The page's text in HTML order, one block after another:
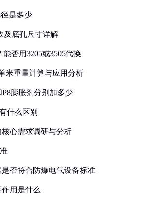
是多少
及底孔尺寸详解
能否用3205或3505代换
米重量计算与应用分析
膨胀剂分别加多少
什么区别
心需求调研与分析
否符合防爆电气设备标准
用是什么